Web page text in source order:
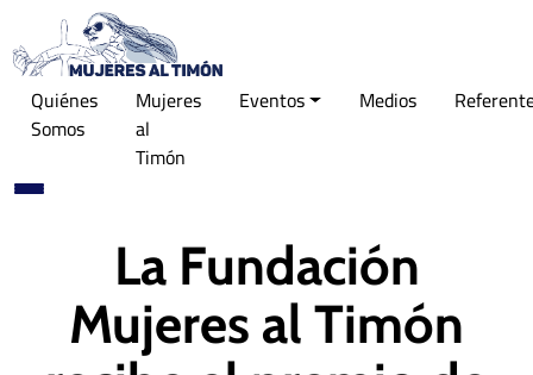
Quiénes
Somos
Mujeres
al
Timón
Eventos Medios
La Fundación
Mujeres al Timón